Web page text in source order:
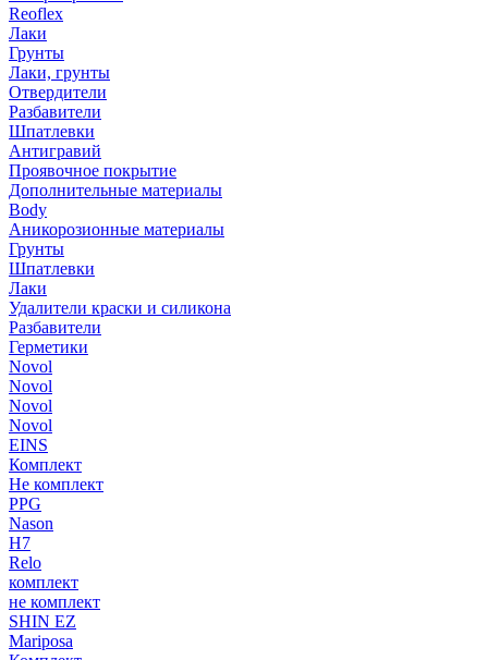
Reoflex
Лаки
Грунты
Лаки, грунты
Отвердители
Разбавители
Шпатлевки
Антигравий
Проявочное покрытие
Дополнительные материалы
Body
Аникорозионные материалы
Грунты
Шпатлевки
Лаки
Удалители краски и силикона
Разбавители
Герметики
Novol
Novol
Novol
Novol
EINS
Комплект
Не комплект
PPG
Nason
H7
Relo
комплект
не комплект
SHIN EZ
Mariposa